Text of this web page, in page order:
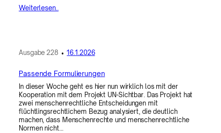
Weiterlesen..
Ausgabe228•16.1.2026
Passende Formulierungen
In dieser Woche geht es hier nun wirklich los mit der
Kooperation mit dem Projekt UN-Sichtbar. Das Projekt hat
zwei menschenrechtliche Entscheidungen mit
flüchtlingsrechtlichem Bezug analysiert, die deutlich
machen, dass Menschenrechte und menschenrechtliche
Normen nicht…